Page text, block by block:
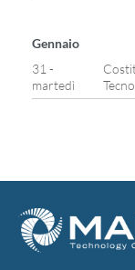
Gennaio
31 -
martedì